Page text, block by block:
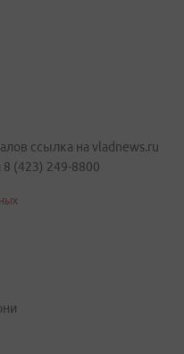
ссылка на vladnews.ru
(423) 249-8800